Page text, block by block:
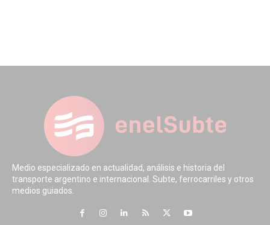
Medio especializado en actualidad, análisis e historia del
transporte argentino e internacional. Subte, ferrocarriles y otros
medios guiados.